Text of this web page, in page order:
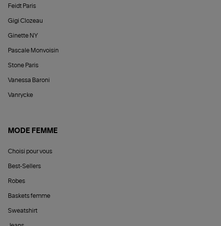
Feidt Paris
Gigi Clozeau
Ginette NY
Pascale Monvoisin
Stone Paris
Vanessa Baroni
Vanrycke
MODE FEMME
Choisi pour vous
Best-Sellers
Robes
Baskets femme
Sweatshirt